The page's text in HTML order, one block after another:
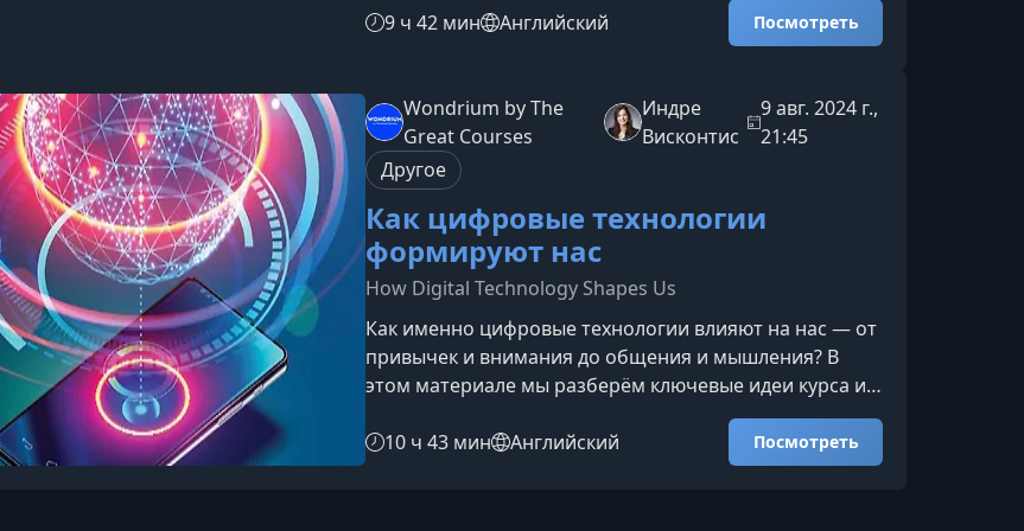
цифровом мире, опираясь на реальные примеры,
правовые аспекты и современные тенденции.Что вы
ключевыми типами киберугроз, показывает, как
развиваются киберпреступления, и объясняет, почему
государства уделяют такое внимание к
9 ч 42 мин Английский Посмотреть
Wondrium by The
Great Courses
Индре
Висконтис
9 авг. 2024 г.,
21:45
Другое
Как цифровые технологии
формируют нас
How Digital Technology Shapes Us
Как именно цифровые технологии влияют на нас — от
привычек и внимания до общения и мышления? В
этом материале мы разберём ключевые идеи курса и
покажем, как осознанно использовать технологии,
сохраняя баланс между пользой и цифровой
перегрузкой.О чём этот курсКурс раскрывает влияние
10 ч 43 мин Английский Посмотреть